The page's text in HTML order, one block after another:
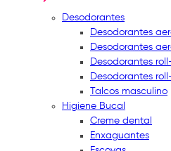
Desodorantes
Desodorantes
Desodorantes
Desodorantes
Desodorantes
Talcos masculino
Higiene Bucal
Creme dental
Enxaguantes